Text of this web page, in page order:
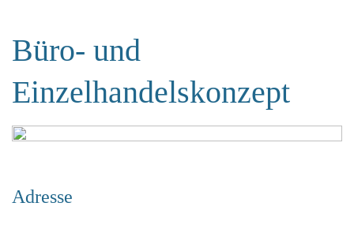
Büro- und
Einzelhandelskonzept
Adresse